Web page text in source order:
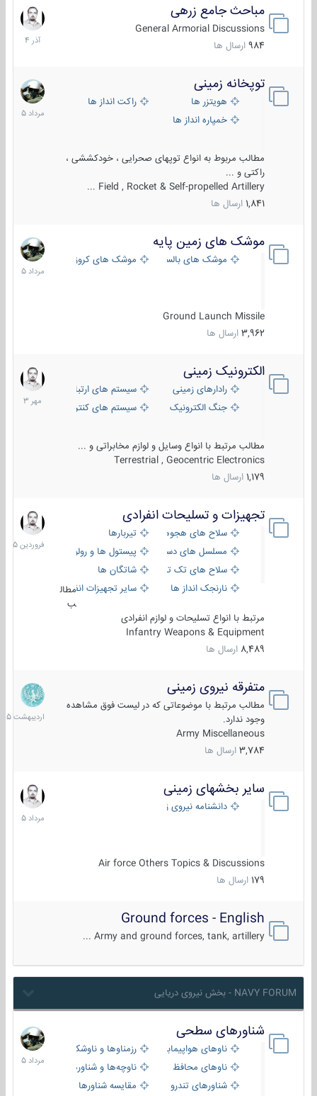
مباحث جامع زرهی
General Armorial Discussions
984 ارسال ها
7
آذر
1404
توپخانه زمینی
هویتزر ها
راکت انداز ها
خمپاره انداز ها
مطالب مربوط به انواع توپهای صحرایی ، خودکششی ،
راکتی و ...
Field , Rocket & Self-propelled Artillery ...
1,841 ارسال ها
9
مرداد
1405
موشک های زمین پایه
موشک های بالستیک موشک های کروز
Ground Launch Missile
3,962 ارسال ها
2
مرداد
1405
الکترونیک زمینی
رادارهای زمینی
سیستم های ارتباطی و جمع آوری
جنگ الکترونیک
سیستم های کنترل آتش و تجهیزات
مطالب مرتبط با انواع وسایل و لوازم مخابراتی و ...
Terrestrial , Geocentric Electronics
1,179 ارسال ها
1
مهر
1403
تجهیزات و تسلیحات انفرادی
سلاح های هجومی
تیربارها
مسلسل های دستی
پیستول ها و رولورها
سلاح های تک تیر اندازیشاتگان ها
نارنجک انداز ها
سایر تجهیزات انفرادی
مطال
ب
مرتبط با انواع تسلیحات و لوازم انفرادی
Infantry Weapons & Equipment
8,489 ارسال ها
17
فروردین
1405
متفرقه نیروی زمینی
مطالب مرتبط با موضوعاتی که در لیست فوق مشاهده
وجود ندارد.
Army Miscellaneous
3,784 ارسال ها
27
1405
سایر بخشهای زمینی
دانشنامه نیروی زمینی
Air force Others Topics & Discussions
179 ارسال ها
9
مرداد
1405
Ground forces - English
Army and ground forces, tank, artillery ...
NAVY FORUM - بخش نیروی دریایی
شناورهای سطحی
ناوهای هواپیمابر و بالگرد بررزمناوها و ناوشکن‌ها
ناوهای محافظ
ناوچه‌ها و شناورهای گشتی
شناورهای تندرو
مقایسه شناورها
2
مرداد
1405